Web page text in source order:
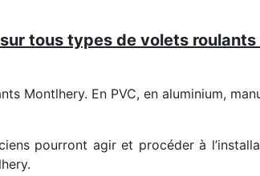
tous types de volets
Montlhery. En PVC, en aluminium,
pourront agir et procéder à